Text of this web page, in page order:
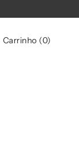
Carrinho (0)